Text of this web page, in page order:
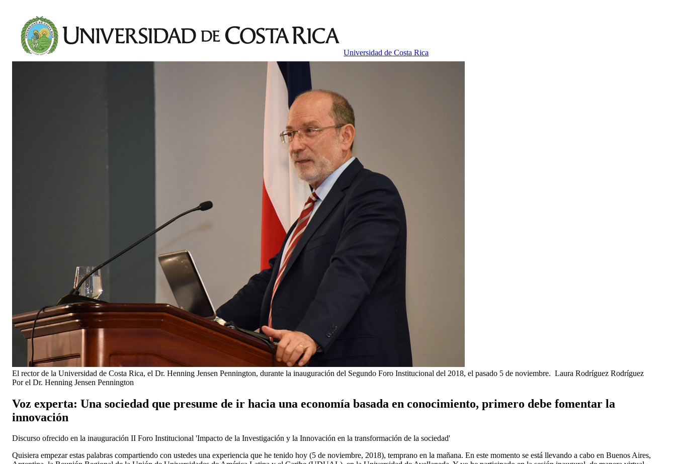
Universidad de Costa Rica
El rector de la Universidad de Costa Rica, el Dr. Henning Jensen Pennington, durante la inauguración del Segundo Foro Institucional del 2018, el pasado 5 de noviembre. Laura Rodríguez Rodríguez
Por el Dr. Henning Jensen Pennington
Voz experta: Una sociedad que presume de ir hacia una economía basada en conocimiento, primero debe fomentar la
innovación
Discurso ofrecido en la inauguración II Foro Institucional 'Impacto de la Investigación y la Innovación en la transformación de la sociedad'
Quisiera empezar estas palabras compartiendo con ustedes una experiencia que he tenido hoy (5 de noviembre, 2018), temprano en la mañana. En este momento se está llevando a cabo en Buenos Aires,